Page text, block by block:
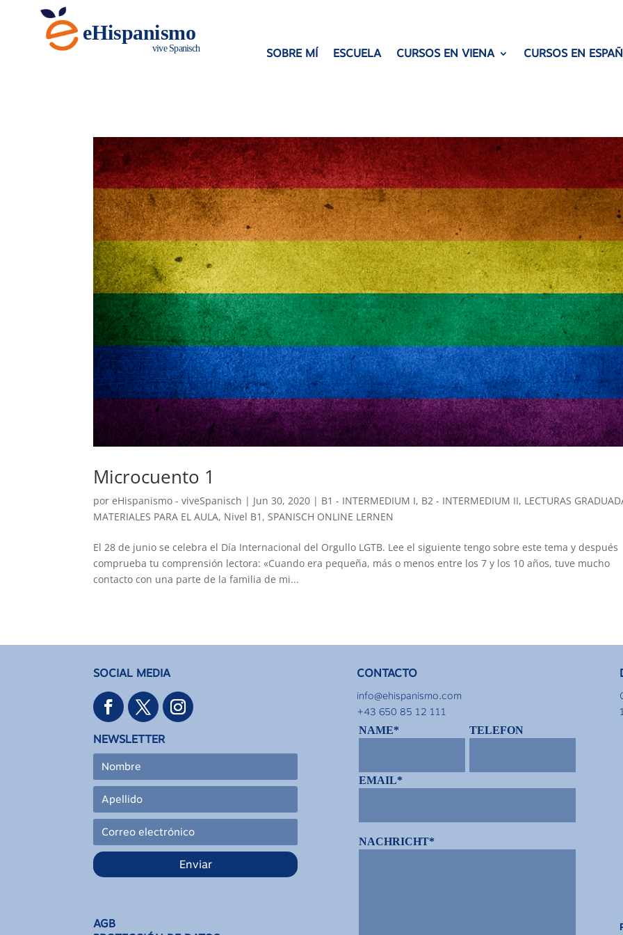
SOBRE MÍ ESCUELA CURSOS EN VIENA CURSOS EN
Microcuento 1
poreHispanismo - viveSpanisch | Jun 30, 2020 | B1 - INTERMEDIUM I, B2 - INTERMEDIUM II, LECTURAS
MATERIALES PARA EL AULA, Nivel B1 ,SPANISCH ONLINE LERNEN
El 28 de junio se celebra el Día Internacional del Orgullo LGTB. Lee el siguiente tengo sobre este tema y después
comprueba tu comprensión lectora: «Cuando era pequeña, más o menos entre los 7 y los 10 años, tuve mucho
contacto con una parte de la familia de mi...
SOCIAL MEDIA
NEWSLETTER
Enviar
AGB
CONTACTO
info@ehispanismo.com
+43 650 85 12 111
NAME* TELEFON
EMAIL*
NACHRICHT*